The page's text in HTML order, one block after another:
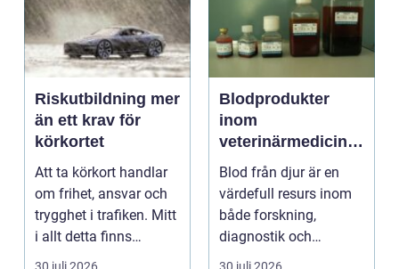
Riskutbildning mer
än ett krav för
körkortet
Att ta körkort handlar
om frihet, ansvar och
trygghet i trafiken. Mitt
i allt detta finns
riskutbild...
Blodprodukter
inom
veterinärmedicin
funktion, kvalitet
och användning
Blod från djur är en
värdefull resurs inom
både forskning,
diagnostik och
veterinärmedicin. När